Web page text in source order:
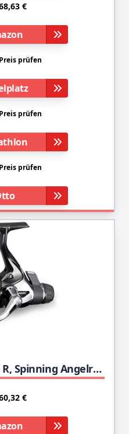
€
Preis prüfen
Preis prüfen
Preis prüfen
Shimano Sahara 1000 R, Spinning Angelrolle mit Heckbremse, SH1000R
€